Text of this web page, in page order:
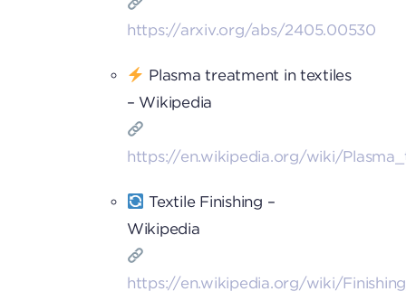
https://arxiv.org/abs/2405.00530
Plasma treatment in textiles
– Wikipedia
https://en.wikipedia.org/wiki/
Textile Finishing –
Wikipedia
https://en.wikipedia.org/wiki/